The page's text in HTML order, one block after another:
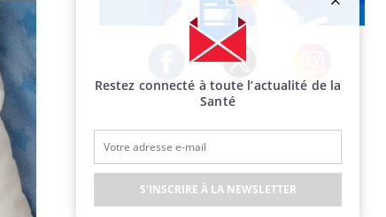
Facebook Twitter Instagram
Restez connecté à toute l’actualité de la
Santé
S'INSCRIRE À LA NEWSLETTER